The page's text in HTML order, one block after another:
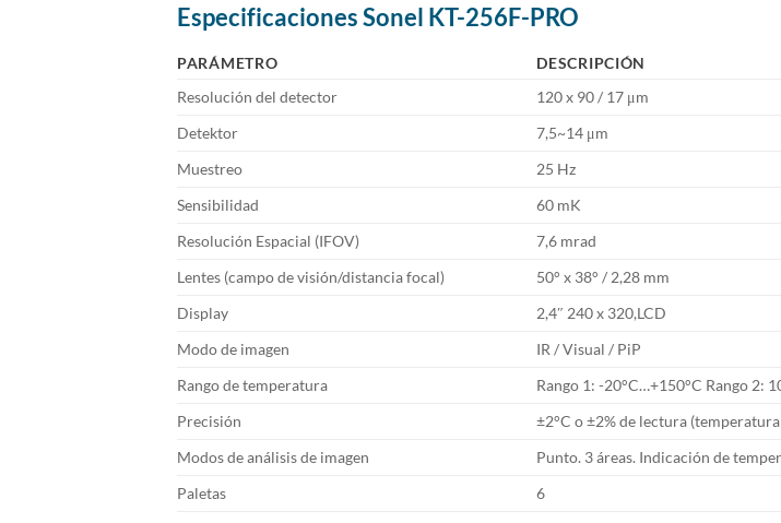
Especificaciones Sonel KT-256F-PRO
PARÁMETRO
DESCRIPCIÓN
Resolución del detector
120 x 90 / 17 μm
Detektor
7,5~14 μm
Muestreo
25 Hz
Sensibilidad
60 mK
Resolución Espacial (IFOV)
7,6 mrad
Lentes (campo de visión/distancia focal)
50° x 38° / 2,28 mm
Display
2,4″ 240 x 320,LCD
Modo de imagen
IR / Visual / PiP
Rango de temperatura
Rango 1: -20°C…+150°C Rango 2:
Precisión
±2°C o ±2% de lectura
Modos de análisis de imagen
Punto. 3 áreas. Indicación de
Paletas
6